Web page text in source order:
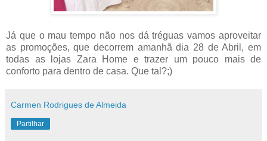
Já que o mau tempo não nos dá tréguas vamos aproveitar
as promoções, que decorrem amanhã dia 28 de Abril, em
todas as lojas Zara Home e trazer um pouco mais de
conforto para dentro de casa. Que tal?;)
Carmen Rodrigues de Almeida
Partilhar